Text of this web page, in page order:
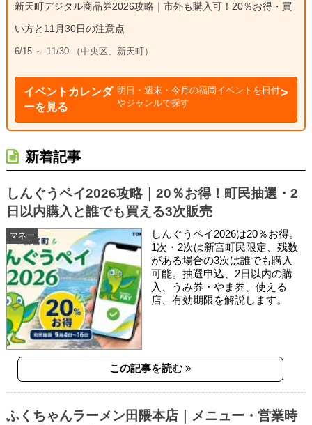
新天町デジタル商品券2026攻略｜市外も購入可！20％お得・買
い方と11月30日の注意点
6/15 ～ 11/30 （中央区、新天町）
イベントカレンダ
ーを見る
明日・週末・今月の福岡イベントを日付
やジャンルで探す
新着記事
マネー
しんぐうペイ2026攻略｜20％お得！町民抽選・2
日以内購入と誰でも買える3次販売
しんぐうペイ2026は20％お得。
1次・2次は新宮町民限定、残数
がある場合の3次は誰でも購入
可能。抽選申込、2日以内の購
入、うみ券・やま券、使える
店、有効期限を解説します。
この記事を読む
ふくちゃんラーメン田隈本店｜メニュー・営業時